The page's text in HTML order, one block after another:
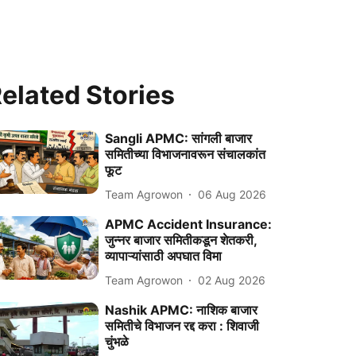
Stories
Sangli APMC: सांगली बाजार
समितीच्या विभाजनावरून संचालकांत
फूट
Team Agrowon 06 Aug 2026
APMC Accident Insurance:
जुन्नर बाजार समितीकडून शेतकरी,
व्यापाऱ्यांसाठी अपघात विमा
Team Agrowon 02 Aug 2026
Nashik APMC: नाशिक बाजार
समितीचे विभाजन रद्द करा : शिवाजी
चुंभळे